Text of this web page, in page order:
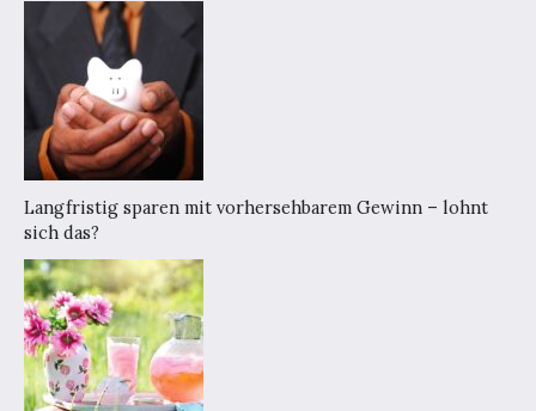
Langfristig sparen mit vorhersehbarem Gewinn – lohnt
sich das?